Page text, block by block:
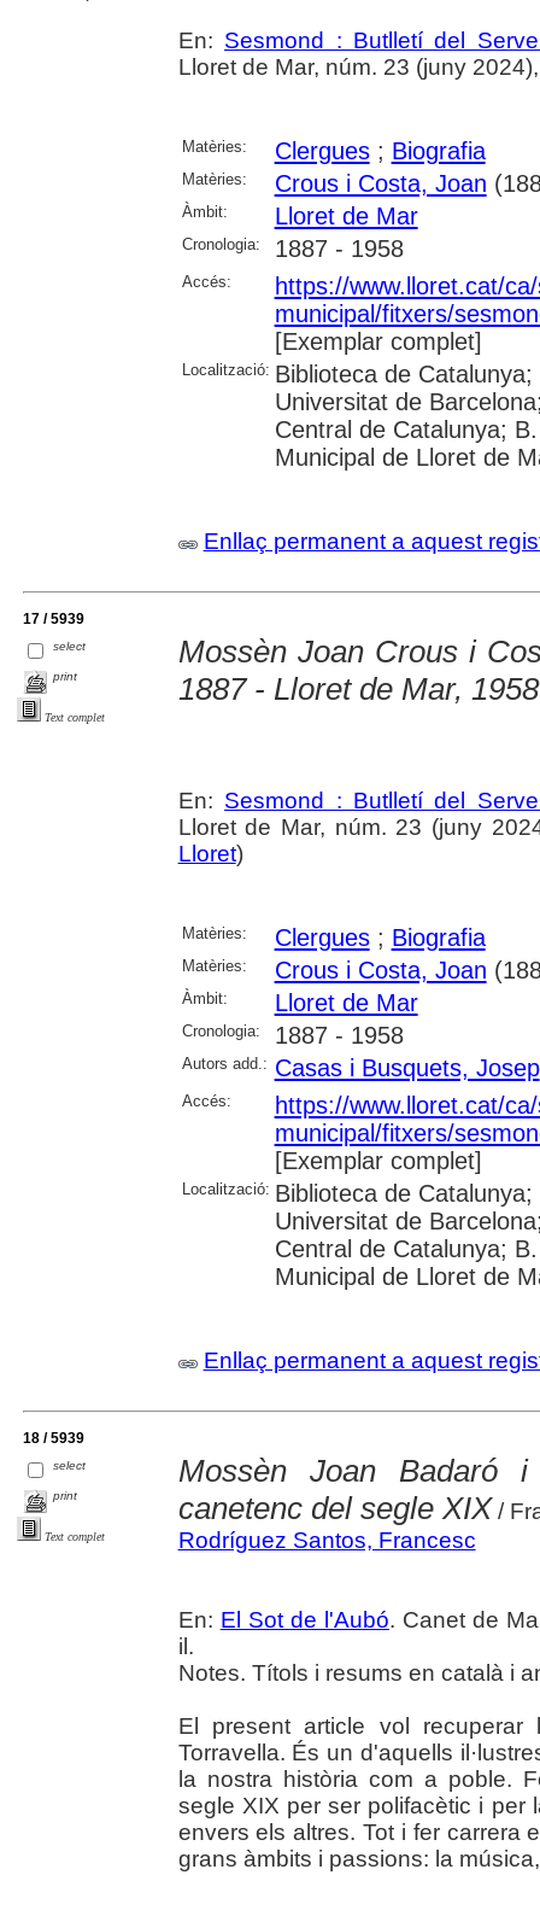
En: Sesmond : Butlletí del
Lloret de Mar, núm. 23 (juny
Matèries: Clergues; Biografia
Matèries: Crous i Costa, Joan
Àmbit: Lloret de Mar
Cronologia: 1887 - 1958
Accés:
https://www.lloret.cat/
municipal/fitxers/
[Exemplar complet]
Localització: Biblioteca de
Universitat de
Central de Catalunya;
Municipal de Lloret de
Enllaç permanent a aquest
17 / 5939
select
print
Text complet
Mossèn Joan Crous i
1887 - Lloret de Mar, 1958
En: Sesmond : Butlletí del
Lloret de Mar, núm. 23 (juny
Lloret)
Matèries: Clergues; Biografia
Matèries: Crous i Costa, Joan
Àmbit: Lloret de Mar
Cronologia: 1887 - 1958
Autors add.: Casas i Busquets, Josep
Accés:
https://www.lloret.cat/
municipal/fitxers/
[Exemplar complet]
Localització: Biblioteca de
Universitat de
Central de Catalunya;
Municipal de Lloret de
Enllaç permanent a aquest
18 / 5939
select
print
Text complet
Mossèn Joan Badaró i
canetenc del segle XIX /
Rodríguez Santos, Francesc
En: El Sot de l'Aubó. Canet de
il.
Notes. Títols i resums en català i
El present article vol
Torravella. És un d'aquells
la nostra història com a poble.
segle XIX per ser polifacètic i per
envers els altres. Tot i fer carrera
grans àmbits i passions: la